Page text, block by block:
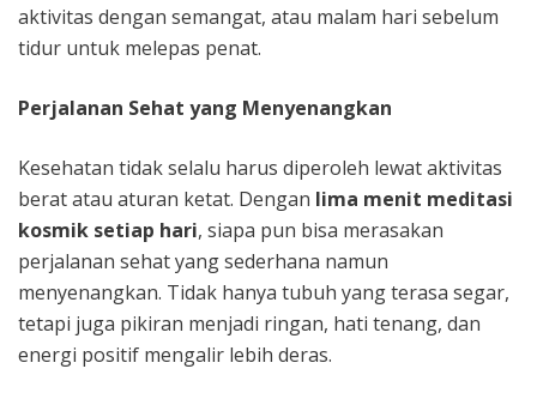
aktivitas dengan semangat, atau malam hari sebelum
tidur untuk melepas penat.
Perjalanan Sehat yang Menyenangkan
Kesehatan tidak selalu harus diperoleh lewat aktivitas
berat atau aturan ketat. Dengan lima menit meditasi
kosmik setiap hari, siapa pun bisa merasakan
perjalanan sehat yang sederhana namun
menyenangkan. Tidak hanya tubuh yang terasa segar,
tetapi juga pikiran menjadi ringan, hati tenang, dan
energi positif mengalir lebih deras.